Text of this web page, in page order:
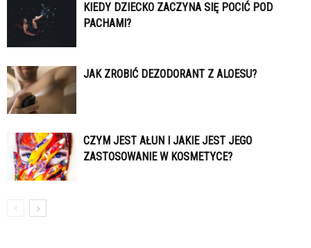
KIEDY DZIECKO ZACZYNA SIĘ POCIĆ POD
PACHAMI?
JAK ZROBIĆ DEZODORANT Z ALOESU?
CZYM JEST AŁUN I JAKIE JEST JEGO
ZASTOSOWANIE W KOSMETYCE?